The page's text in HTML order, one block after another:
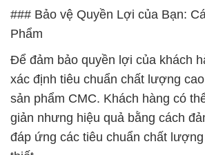
### Bảo vệ Quyền Lợi của Bạn:
Phẩm
Để đảm bảo quyền lợi của khách
xác định tiêu chuẩn chất lượng
sản phẩm CMC. Khách hàng có
giản nhưng hiệu quả bằng cách
đáp ứng các tiêu chuẩn chất